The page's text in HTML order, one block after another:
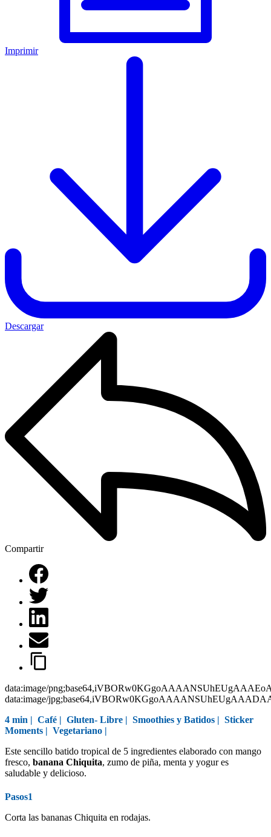
Imprimir
Descargar
Compartir
data:image/
data:image/
4 min | Café | Gluten- Libre | Smoothies y Batidos | Sticker
Moments | Vegetariano |
Este sencillo batido tropical de 5 ingredientes elaborado con mango
fresco, banana Chiquita, zumo de piña, menta y yogur es
saludable y delicioso.
Pasos1
Corta las bananas Chiquita en rodajas.